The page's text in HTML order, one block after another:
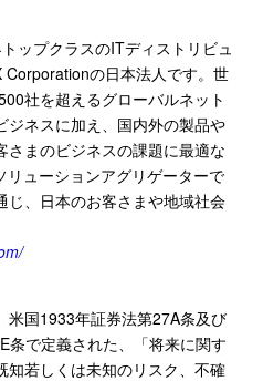
ップクラスのITディストリビュ
Corporationの日本法人です。世
社を超えるグローバルネット
ジネスに加え、国内外の製品や
まのビジネスの課題に最適な
リューションアグリゲーターで
じ、日本のお客さまや地域社会
米国1933年証券法第27A条及び
条で定義された、「将来に関す
知若しくは未知のリスク、不確